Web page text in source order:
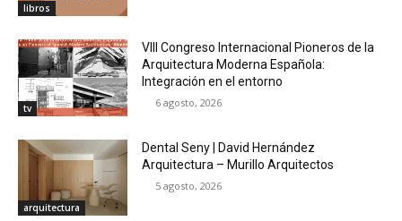
libros
tv
VIII Congreso Internacional Pioneros de la
Arquitectura Moderna Española:
Integración en el entorno
6 agosto, 2026
arquitectura
Dental Seny | David Hernández
Arquitectura – Murillo Arquitectos
5 agosto, 2026